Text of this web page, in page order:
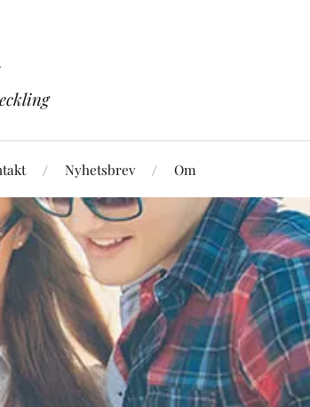
Nyhetsbrev Om